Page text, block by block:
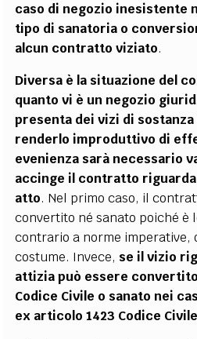
caso di negozio inesistente
tipo di sanatoria o
alcun contratto viziato.
Diversa è la situazione del
quanto vi è un negozio
presenta dei vizi di
renderlo improduttivo di
evenienza sarà necessario
accinge il contratto
atto. Nel primo caso, il
convertito né sanato poiché è
contrario a norme imperative,
costume. Invece, se il vizio
attizia può essere
Codice Civile o sanato nei
ex articolo 1423 Codice